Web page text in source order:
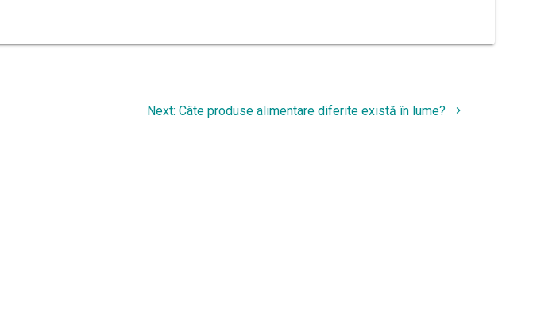
Next: Next
Câte produse alimentare diferite există în lume?